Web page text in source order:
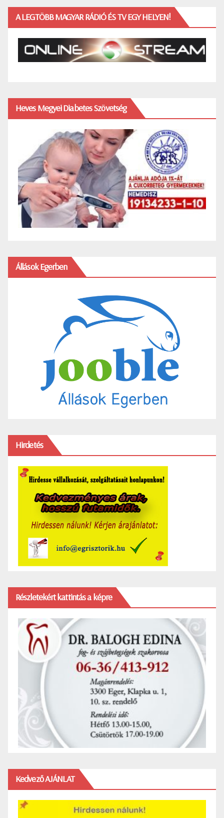
A LEGTÖBB MAGYAR RÁDIÓ ÉS TV EGY HELYEN!
Heves Megyei Diabetes Szövetség
Állások Egerben
Hirdetés
Részletekért kattintás a képre
Kedvező AJÁNLAT